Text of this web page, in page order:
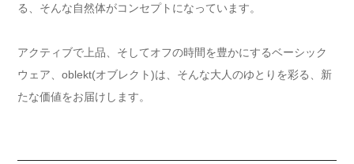
る、そんな自然体がコンセプトになっています。
アクティブで上品、そしてオフの時間を豊かにするベーシック
ウェア、oblekt(オブレクト)は、そんな大人のゆとりを彩る、新
たな価値をお届けします。